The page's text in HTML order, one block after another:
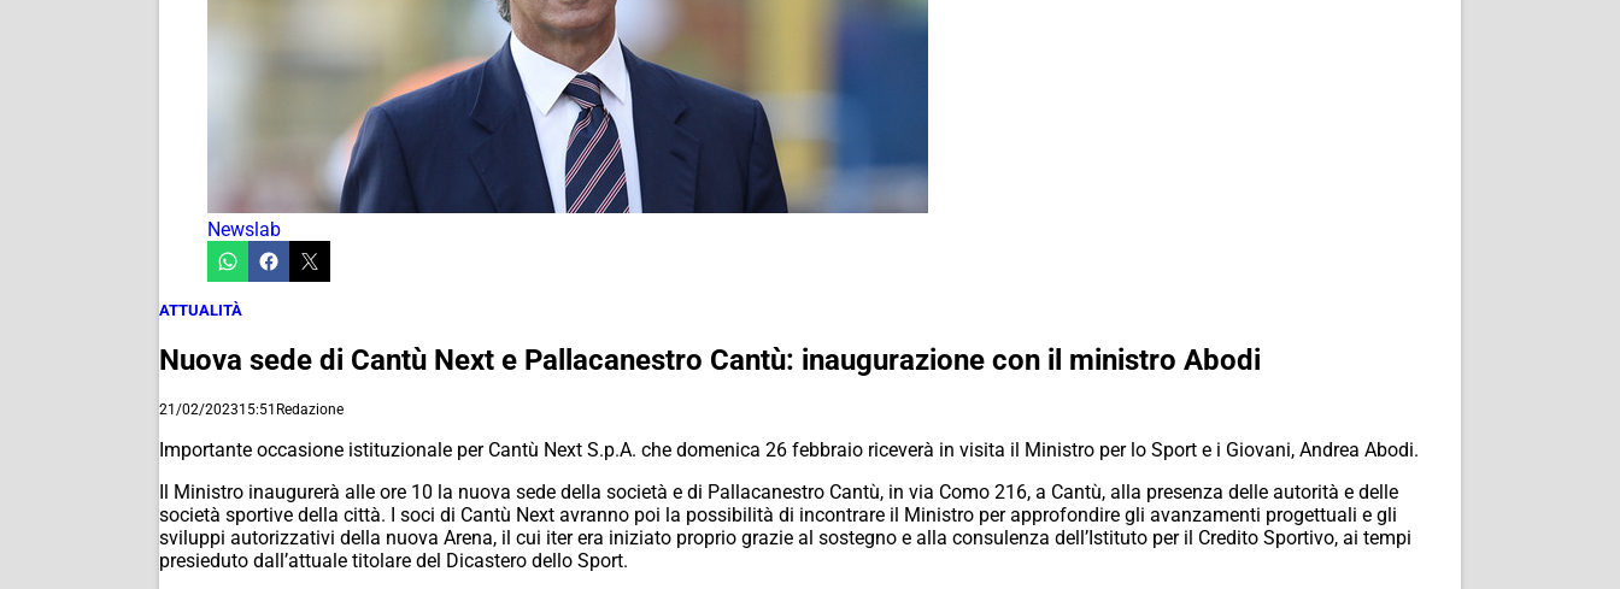
Newslab
ATTUALITÀ
Nuova sede di Cantù Next e Pallacanestro Cantù: inaugurazione con il ministro Abodi
21/02/202315:51 Redazione
Importante occasione istituzionale per Cantù Next S.p.A. che domenica 26 febbraio riceverà in visita il Ministro per lo Sport e i Giovani, Andrea Abodi.
Il Ministro inaugurerà alle ore 10 la nuova sede della società e di Pallacanestro Cantù, in via Como 216, a Cantù, alla presenza delle autorità e delle
società sportive della città. I soci di Cantù Next avranno poi la possibilità di incontrare il Ministro per approfondire gli avanzamenti progettuali e gli
sviluppi autorizzativi della nuova Arena, il cui iter era iniziato proprio grazie al sostegno e alla consulenza dell’Istituto per il Credito Sportivo, ai tempi
presieduto dall’attuale titolare del Dicastero dello Sport.